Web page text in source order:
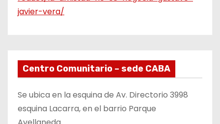
javier-vera/
Centro Comunitario – sede CABA
Se ubica en la esquina de Av. Directorio 3998
esquina Lacarra, en el barrio Parque